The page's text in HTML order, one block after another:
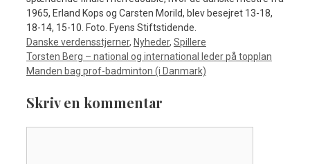
1965, Erland Kops og Carsten Morild, blev besejret 13-18,
18-14, 15-10. Foto. Fyens Stiftstidende.
Kategorier
Danske verdensstjerner, Nyheder, Spillere
Torsten Berg – national og international leder på topplan
Manden bag prof-badminton (i Danmark)
Skriv en kommentar